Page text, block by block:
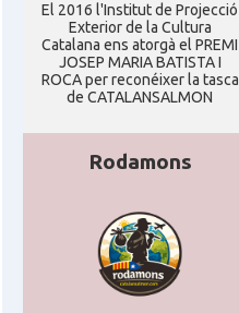
El 2016 l'Institut de Projecció
Exterior de la Cultura
Catalana ens atorgà el PREMI
JOSEP MARIA BATISTA I
ROCA per reconéixer la tasca
de CATALANSALMON
Rodamons